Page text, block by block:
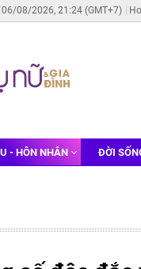
08/2026, 21:24 (GMT+7)
- HÔN NHÂN ĐỜI